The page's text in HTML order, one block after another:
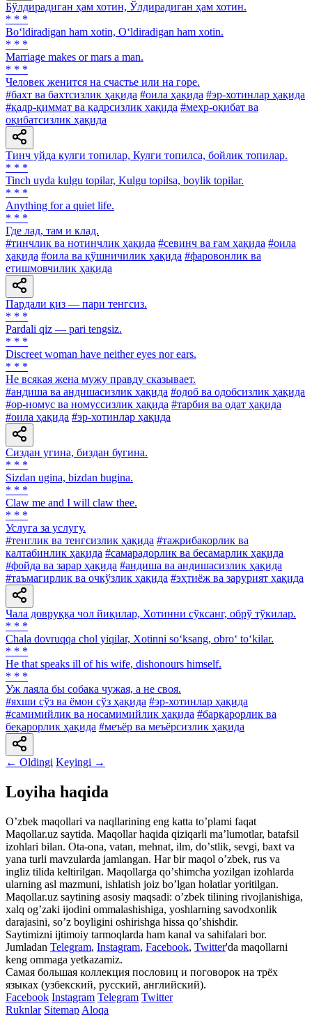
Бўлдирадиган ҳам хотин, Ўлдирадиган ҳам хотин.
* * *
Bo‘ldiradigan ham xotin, O‘ldiradigan ham xotin.
* * *
Marriage makes or mars a man.
* * *
Человек женится на счастье или на горе.
#бахт ва бахтсизлик ҳақида #оила ҳақида #эр-хотинлар ҳақида
#қадр-қиммат ва қадрсизлик ҳақида #меҳр-оқибат ва
оқибатсизлик ҳақида
Тинч уйда кулги топилар, Кулги топилса, бойлик топилар.
* * *
Tinch uyda kulgu topilar, Kulgu topilsa, boylik topilar.
* * *
Anything for a quiet life.
* * *
Где лад, там и клад.
#тинчлик ва нотинчлик ҳақида #севинч ва ғам ҳақида #оила
ҳақида #оила ва қўшничилик ҳақида #фаровонлик ва
етишмовчилик ҳақида
Пардали қиз — пари тенгсиз.
* * *
Pardali qiz — pari tengsiz.
* * *
Discreet woman have neither eyes nor ears.
* * *
He всякая жена мужу правду сказывает.
#андиша ва андишасизлик ҳақида #одоб ва одобсизлик ҳақида
#ор-номус ва номуссизлик ҳақида #тарбия ва одат ҳақида
#оила ҳақида #эр-хотинлар ҳақида
Сиздан угина, биздан бугина.
* * *
Sizdan ugina, bizdan bugina.
* * *
Claw me and I will claw thee.
* * *
Услуга за услугу.
#тенглик ва тенгсизлик ҳақида #тажрибакорлик ва
калтабинлик ҳақида #самарадорлик ва бесамарлик ҳақида
#фойда ва зарар ҳақида #андиша ва андишасизлик ҳақида
#таъмагирлик ва очкўзлик ҳақида #эҳтиёж ва зарурият ҳақида
Чала довруққа чол йиқилар, Хотинни сўксанг, обрў тўкилар.
* * *
Chala dovruqqa chol yiqilar, Xotinni so‘ksang, obro‘ to‘kilar.
* * *
He that speaks ill of his wife, dishonours himself.
* * *
Уж лаяла бы собака чужая, а не своя.
#яхши сўз ва ёмон сўз ҳақида #эр-хотинлар ҳақида
#самимийлик ва носамимийлик ҳақида #барқарорлик ва
беқарорлик ҳақида #меъёр ва меъёрсизлик ҳақида
← Oldingi Keyingi →
Loyiha haqida
Oʼzbek maqollari va naqllarining eng katta toʼplami faqat
Maqollar.uz saytida. Maqollar haqida qiziqarli maʼlumotlar, batafsil
izohlari bilan. Ota-ona, vatan, mehnat, ilm, doʼstlik, sevgi, baxt va
yana turli mavzularda jamlangan. Har bir maqol oʼzbek, rus va
ingliz tilida keltirilgan. Maqollarga qoʼshimcha yozilgan izohlarda
ularning asl mazmuni, ishlatish joiz boʼlgan holatlar yoritilgan.
Maqollar.uz saytining asosiy maqsadi: oʼzbek tilining rivojlanishiga,
xalq ogʼzaki ijodini ommalashishiga, yoshlarning savodxonlik
darajasini, soʼz boyligini oshirishga hissa qoʼshishdir.
Saytimizni ijtimoiy tarmoqlarda ham kanal va sahifalari bor.
Jumladan Telegram, Instagram, Facebook, Twitter'da maqollarni
keng ommaga yetkazamiz.
Самая большая коллекция пословиц и поговорок на трёх
языках (узбекский, русский, английский).
Facebook Instagram Telegram Twitter
Ruknlar Sitemap Aloqa